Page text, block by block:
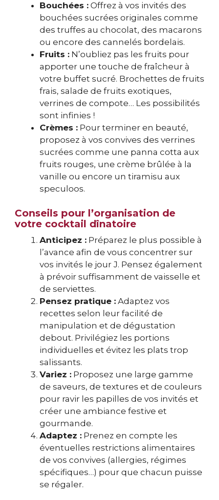
Bouchées : Offrez à vos invités des
bouchées sucrées originales comme
des truffes au chocolat, des macarons
ou encore des cannelés bordelais.
Fruits : N’oubliez pas les fruits pour
apporter une touche de fraîcheur à
votre buffet sucré. Brochettes de fruits
frais, salade de fruits exotiques,
verrines de compote… Les possibilités
sont infinies !
Crèmes : Pour terminer en beauté,
proposez à vos convives des verrines
sucrées comme une panna cotta aux
fruits rouges, une crème brûlée à la
vanille ou encore un tiramisu aux
speculoos.
Conseils pour l’organisation de
votre cocktail dînatoire
Anticipez : Préparez le plus possible à
l’avance afin de vous concentrer sur
vos invités le jour J. Pensez également
à prévoir suffisamment de vaisselle et
de serviettes.
Pensez pratique : Adaptez vos
recettes selon leur facilité de
manipulation et de dégustation
debout. Privilégiez les portions
individuelles et évitez les plats trop
salissants.
Variez : Proposez une large gamme
de saveurs, de textures et de couleurs
pour ravir les papilles de vos invités et
créer une ambiance festive et
gourmande.
Adaptez : Prenez en compte les
éventuelles restrictions alimentaires
de vos convives (allergies, régimes
spécifiques…) pour que chacun puisse
se régaler.